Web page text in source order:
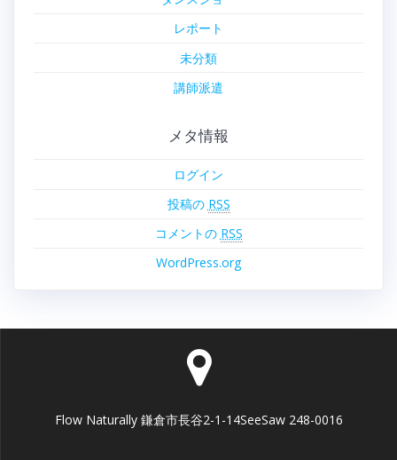
レポート
未分類
講師派遣
メタ情報
ログイン
投稿の RSS
コメントの RSS
WordPress.org
Flow Naturally 鎌倉市長谷2-1-14SeeSaw 248-0016